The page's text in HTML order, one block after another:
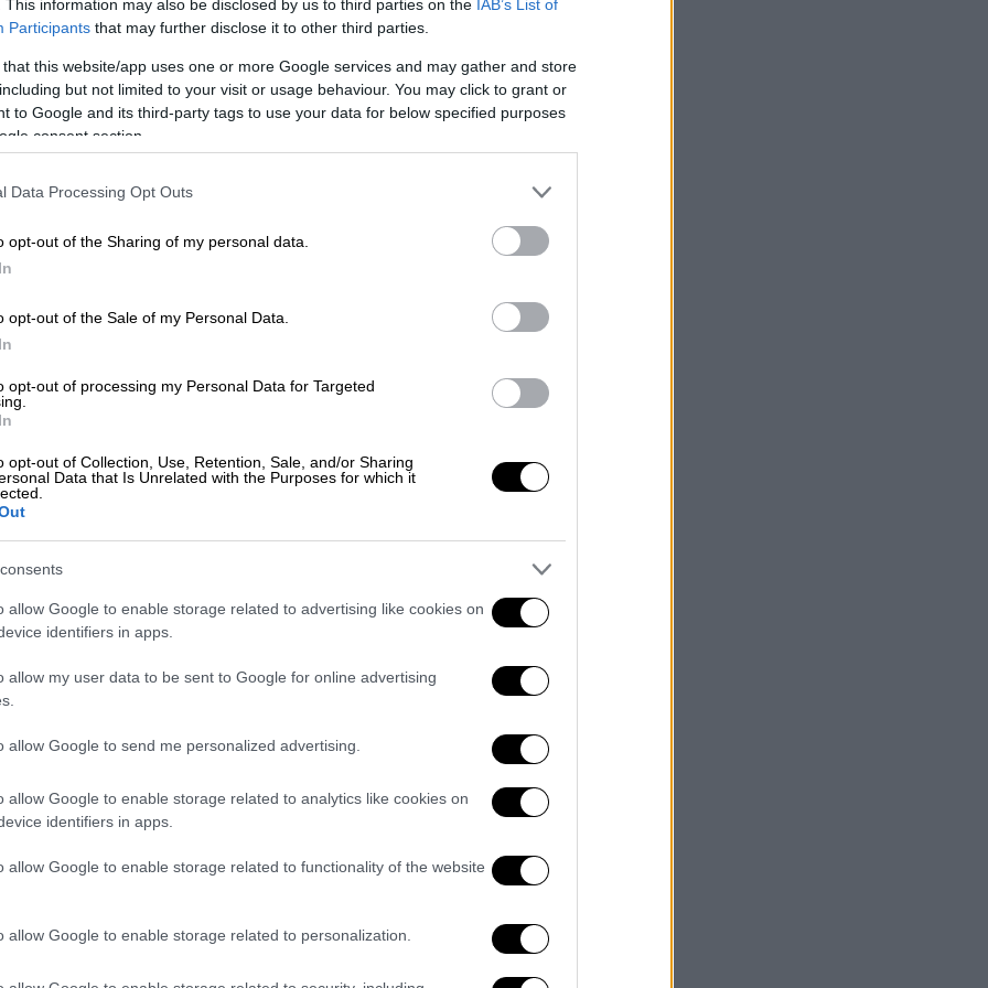
This information may also be disclosed by us to third parties on the IAB’s List of
Participants that may further disclose it to other third parties.
that this website/app uses one or more Google services and may gather and store
but not limited to your visit or usage behaviour. You may click to grant or
to Google and its third-party tags to use your data for below specified purposes
consent section.
Data Processing Opt Outs
opt-out of the Sharing of my personal data.
opt-out of the Sale of my Personal Data.
opt-out of processing my Personal Data for Targeted
opt-out of Collection, Use, Retention, Sale, and/or Sharing
Data that Is Unrelated with the Purposes for which it
allow Google to enable storage related to advertising like cookies on
identifiers in apps.
allow my user data to be sent to Google for online advertising
allow Google to send me personalized advertising.
allow Google to enable storage related to analytics like cookies on
identifiers in apps.
allow Google to enable storage related to functionality of the website
allow Google to enable storage related to personalization.
ποιο ήταν το χρηματικό ποσό που
ενέργεια. Ο 36χρονος ισχυρίστηκε ότι
στο διαμέρισμα. Ωστόσο, προκύπτουν
στο Airbnb βρέθηκε
ποιος τον οδήγησε σε αυτήν την
πως σύντομα θα φτάσουν στο άτομο
ασκήθηκε κακουργηματική δίωξη.
ποινικής δίωξης τού απήγγειλε
εγκληματική οργάνωση, έκρηξη με